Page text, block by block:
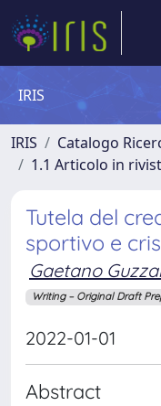
IRIS
IRIS Catalogo
1.1 Articolo in
Tutela del
sportivo e
Gaetano
Writing – Original Draft
2022-01-01
Abstract